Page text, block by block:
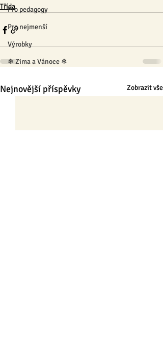
Pro pedagogy
Pro nejmenší
Výrobky
❄ Zima a Vánoce ❄
Třída
Nejnovější příspěvky Zobrazit vše